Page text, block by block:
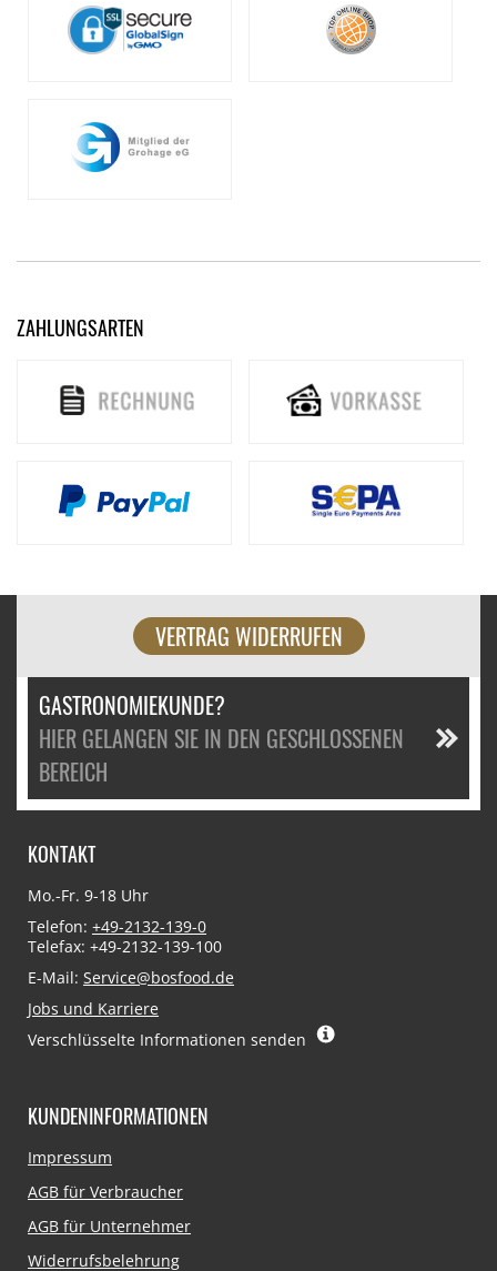
ZAHLUNGSARTEN
VERTRAG WIDERRUFEN
GASTRONOMIEKUNDE?
HIER GELANGEN SIE IN DEN GESCHLOSSENEN
BEREICH
KONTAKT
Mo.-Fr. 9-18 Uhr
Telefon: +49-2132-139-0
Telefax: +49-2132-139-100
E-Mail: Service@bosfood.de
Jobs und Karriere
Verschlüsselte Informationen senden
KUNDENINFORMATIONEN
Navigation
Impressum
AGB für Verbraucher
AGB für Unternehmer
Widerrufsbelehrung